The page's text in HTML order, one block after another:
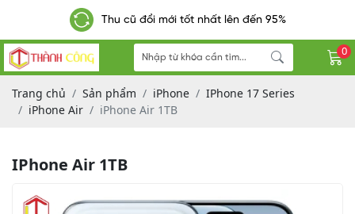
Thu cũ đổi mới tốt nhất lên đến 95%
0
Trang chủ Sản phẩm iPhone
IPhone 17 Series
iPhone Air
iPhone Air 1TB
IPhone Air 1TB